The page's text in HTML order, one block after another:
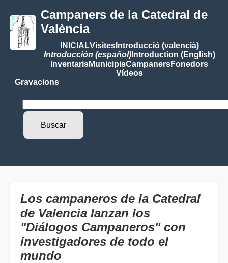
Campaners de la Catedral de
València
INICIALVisitesIntroducció (valencià)
Introducción (español)Introduction (English)
InventarisMunicipisCampanersFonedors
Vídeos
Gravacions
Los campaneros de la Catedral
de Valencia lanzan los
"Diálogos Campaneros" con
investigadores de todo el
mundo